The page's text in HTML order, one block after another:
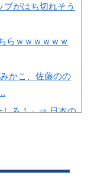
去ワールドカップ、
ク予選の記録削除を
公式制裁を海外メ
韓国人の日本への好
記録を達成した理
プがはち切れそう
らｗｗｗｗｗｗ
かこ、佐藤のの
しろ！」⇒ 日本の